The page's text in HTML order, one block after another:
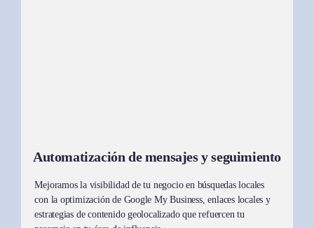
Automatización de mensajes y seguimiento
Mejoramos la visibilidad de tu negocio en búsquedas locales
con la optimización de Google My Business, enlaces locales y
estrategias de contenido geolocalizado que refuercen tu